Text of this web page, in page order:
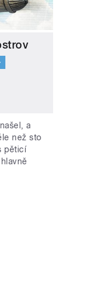
a
než sto
pěticí